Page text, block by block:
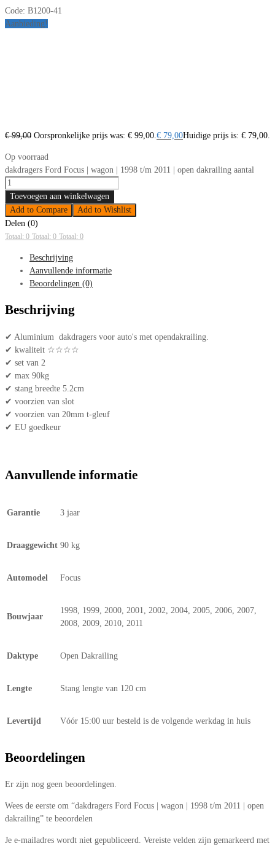
Code: B1200-41
Aanbieding!
€99,00 Oorspronkelijke prijs was: € 99,00. € 79,00Huidige prijs is: € 79,00.
Op voorraad
dakdragers Ford Focus | wagon | 1998 t/m 2011 | open dakrailing aantal
Toevoegen aan winkelwagen
Add to Compare
Add to Wishlist
Delen (0)
Totaal: 0 Totaal: 0 Totaal: 0
Beschrijving
Aanvullende informatie
Beoordelingen (0)
Beschrijving
✔ Aluminium dakdragers voor auto's met opendakrailing.
✔ kwaliteit ☆☆☆☆
✔ set van 2
✔ max 90kg
✔ stang breedte 5.2cm
✔ voorzien van slot
✔ voorzien van 20mm t-gleuf
✔ EU goedkeur
Aanvullende informatie
Garantie 3 jaar
Draaggewicht 90 kg
Automodel Focus
Bouwjaar
1998, 1999, 2000, 2001, 2002, 2004, 2005, 2006, 2007,
2008, 2009, 2010, 2011
Daktype Open Dakrailing
Lengte Stang lengte van 120 cm
Levertijd Vóór 15:00 uur besteld is de volgende werkdag in huis
Beoordelingen
Er zijn nog geen beoordelingen.
Wees de eerste om “dakdragers Ford Focus | wagon | 1998 t/m 2011 | open
dakrailing” te beoordelen
Je e-mailadres wordt niet gepubliceerd. Vereiste velden zijn gemarkeerd met